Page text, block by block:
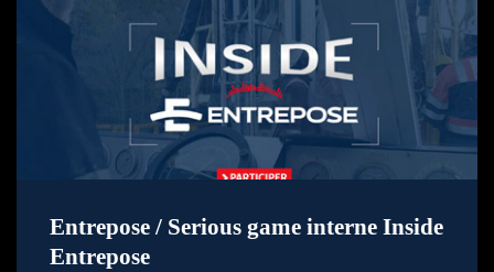
Entrepose / Serious game interne Inside
Entrepose